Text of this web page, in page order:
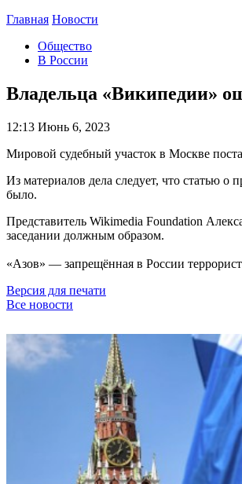
Главная Новости
Общество
В России
Владельца «Википедии»
12:13 Июнь 6, 2023
Мировой судебный участок в Москве
Из материалов дела следует, что статью о
было.
Представитель Wikimedia Foundation
заседании должным образом.
«Азов» — запрещённая в России
Версия для печати
Все новости